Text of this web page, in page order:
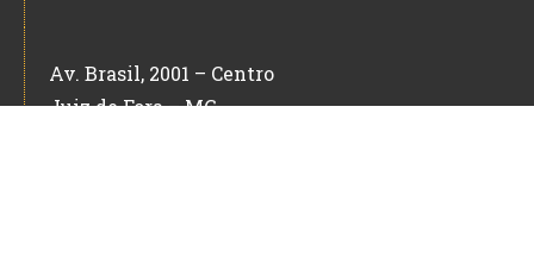
Av. Brasil, 2001 – Centro
Juiz de Fora – MG